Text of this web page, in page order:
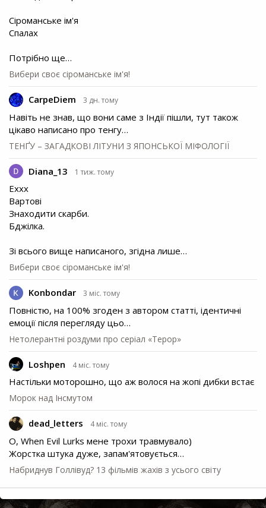
Сіроманське ім'я
Спалах
Потрібно ще…
Вибери своє сіроманське ім'я!
CarpeDiem 3 дн. тому
Навіть не знав, що вони саме з Індії пішли, тут також
цікаво написано про тенгу…
ТЕНҐУ – ЗАГАДКОВІ ЛІТУНИ З ЯПОНСЬКОЇ МІФОЛОГІЇ
Diana_13 1 тиж. тому
Еххх
Вартові
Знаходити скарби.
Бджілка.
Зі всього вище написаного, згідна лише…
Вибери своє сіроманське ім'я!
Konbondar 3 міс. тому
Повністю, на 100% згоден з автором статті, ідентичні
емоції після перегляду цьо…
Нетолерантні роздуми про серіал «Терор»
Loshpen 4 міс. тому
Настільки моторошно, що аж волося на жопі дибки встає
Морок над Інсмутом
dead_letters 4 міс. тому
О, When Evil Lurks мене трохи травмувало)
Жорстка штука дуже, запам'ятовується…
Набриднув Голлівуд? 13 фільмів жахів з усього світу